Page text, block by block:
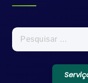
Pesquisar
por: